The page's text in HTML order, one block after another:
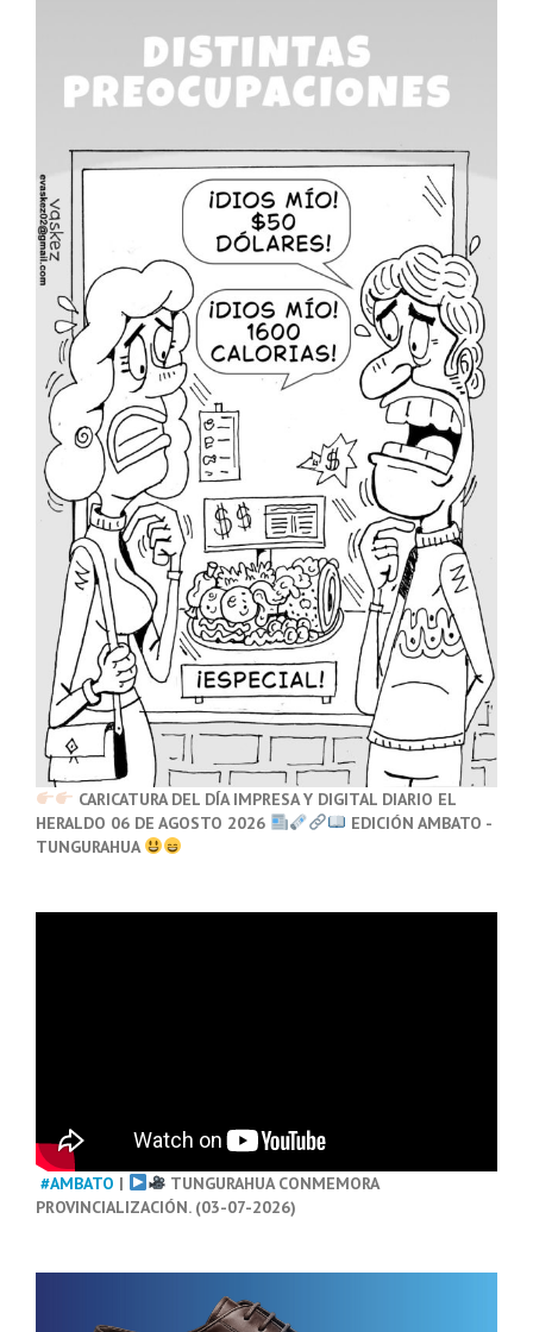
CARICATURA DEL DÍA IMPRESA Y DIGITAL DIARIO EL
HERALDO 06 DE AGOSTO 2026
EDICIÓN AMBATO -
TUNGURAHUA
#AMBATO |
TUNGURAHUA CONMEMORA
PROVINCIALIZACIÓN. (03-07-2026)